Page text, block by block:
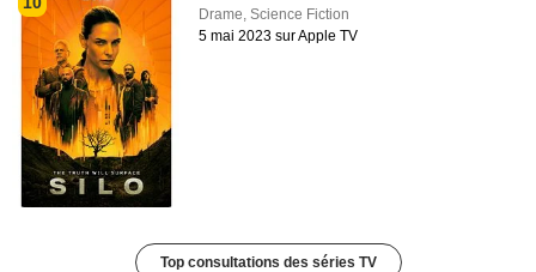
Drame,Science Fiction
5 mai 2023 sur Apple TV
Top consultations des séries TV